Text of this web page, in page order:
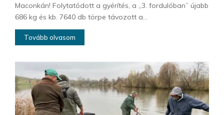
Maconkán! Folytatódott a gyérítés, a „3. fordulóban” újabb
686 kg és kb. 7640 db törpe távozott a...
Tovább olvasom